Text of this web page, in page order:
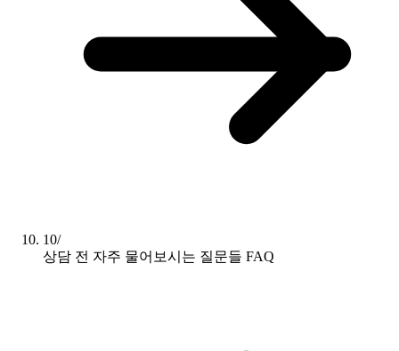
10/
상담 전 자주 물어보시는 질문들 FAQ